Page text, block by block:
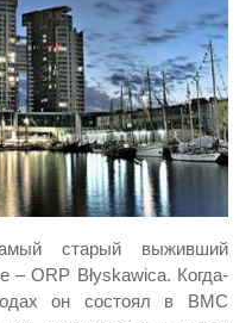
старый выживший
– ORP Błyskawica. Когда-
он состоял в ВМС